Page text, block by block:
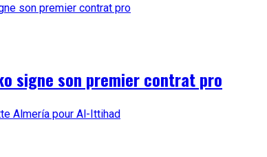
signe son premier contrat pro